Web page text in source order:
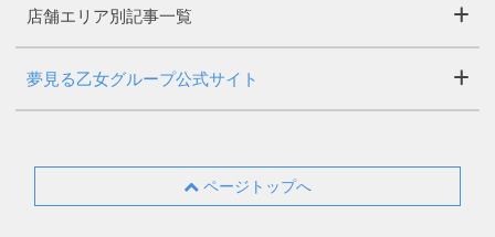
店舗エリア別記事一覧
夢見る乙女グループ公式サイト
ページトップへ